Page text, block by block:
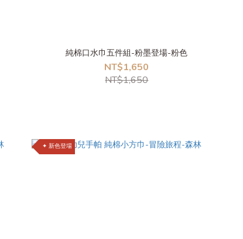
純棉口水巾五件組-粉墨登場-粉色
NT$1,650
NT$1,650
✦ 新色登場